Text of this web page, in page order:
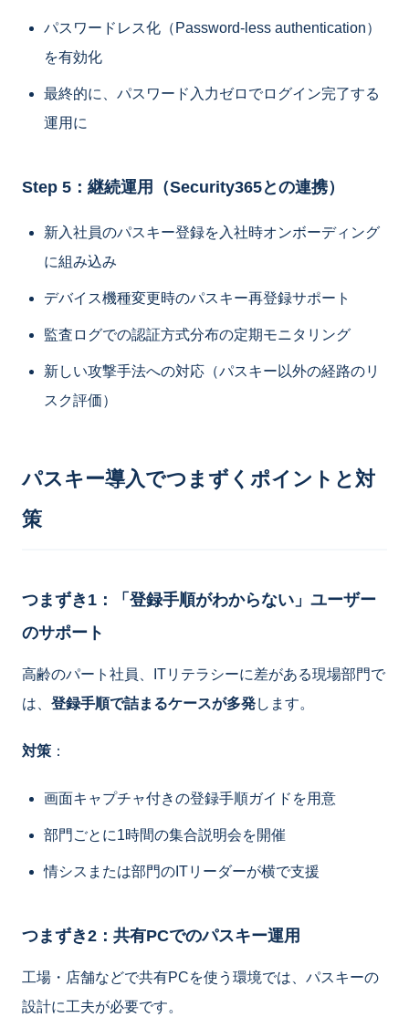
パスワードレス化（Password-less authentication）
を有効化
最終的に、パスワード入力ゼロでログイン完了する
運用に
Step 5：継続運用（Security365との連携）
新入社員のパスキー登録を入社時オンボーディング
に組み込み
デバイス機種変更時のパスキー再登録サポート
監査ログでの認証方式分布の定期モニタリング
新しい攻撃手法への対応（パスキー以外の経路のリ
スク評価）
パスキー導入でつまずくポイントと対
策
つまずき1：「登録手順がわからない」ユーザー
のサポート
高齢のパート社員、ITリテラシーに差がある現場部門で
は、 登録手順で詰まるケースが多発します。
対策 ：
画面キャプチャ付きの登録手順ガイドを用意
部門ごとに1時間の集合説明会を開催
情シスまたは部門のITリーダーが横で支援
つまずき2：共有PCでのパスキー運用
工場・店舗などで共有PCを使う環境では、パスキーの
設計に工夫が必要です。